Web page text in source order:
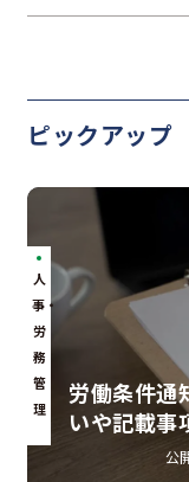
ピックアップ
人
事・
労
務
管
理
労働条件通
いや記載事
ルを解説
公